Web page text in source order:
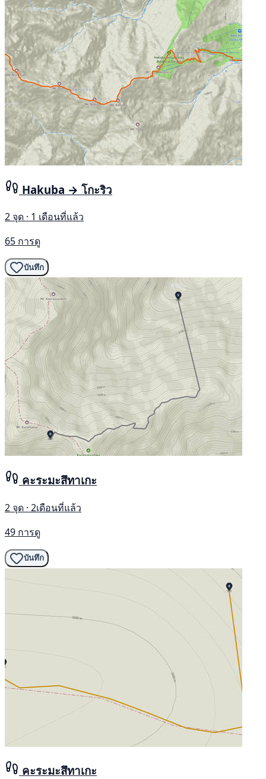
Hakuba → โกะริว
2 จุด · 1 เดือนที่แล้ว
65 การดู
บันทึก
คะระมะสึทาเกะ
2 จุด · 2เดือนที่แล้ว
49 การดู
บันทึก
คะระมะสึทาเกะ